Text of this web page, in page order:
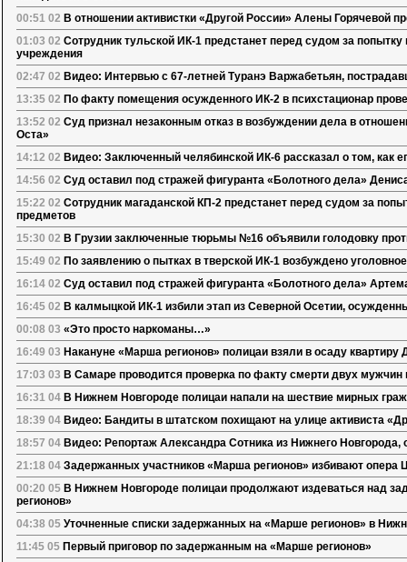
00:51 02 В отношении активистки «Другой России» Алены Горячевой
01:03 02 Сотрудник тульской ИК-1 предстанет перед судом за попытку
учреждения
02:47 02 Видео: Интервью с 67-летней Туранэ Варжабетьян,
13:35 02 По факту помещения осужденного ИК-2 в психстационар
13:52 02 Суд признал незаконным отказ в возбуждении дела в
Оста»
14:12 02 Видео: Заключенный челябинской ИК-6 рассказал о том, как
14:56 02 Суд оставил под стражей фигуранта «Болотного дела»
15:22 02 Сотрудник магаданской КП-2 предстанет перед судом за
предметов
15:30 02 В Грузии заключенные тюрьмы №16 объявили голодовку
15:49 02 По заявлению о пытках в тверской ИК-1 возбуждено
16:14 02 Суд оставил под стражей фигуранта «Болотного дела»
16:45 02 В калмыцкой ИК-1 избили этап из Северной Осетии,
00:08 03 «Это просто наркоманы…»
16:49 03 Накануне «Марша регионов» полицаи взяли в осаду квартиру
17:03 03 В Самаре проводится проверка по факту смерти двух
16:31 04 В Нижнем Новгороде полицаи напали на шествие мирных
18:39 04 Видео: Бандиты в штатском похищают на улице активиста
18:57 04 Видео: Репортаж Александра Сотника из Нижнего Новгорода,
21:18 04 Задержанных участников «Марша регионов» избивают опера
00:20 05 В Нижнем Новгороде полицаи продолжают издеваться над
регионов»
04:38 05 Уточненные списки задержанных на «Марше регионов» в
11:45 05 Первый приговор по задержанным на «Марше регионов»